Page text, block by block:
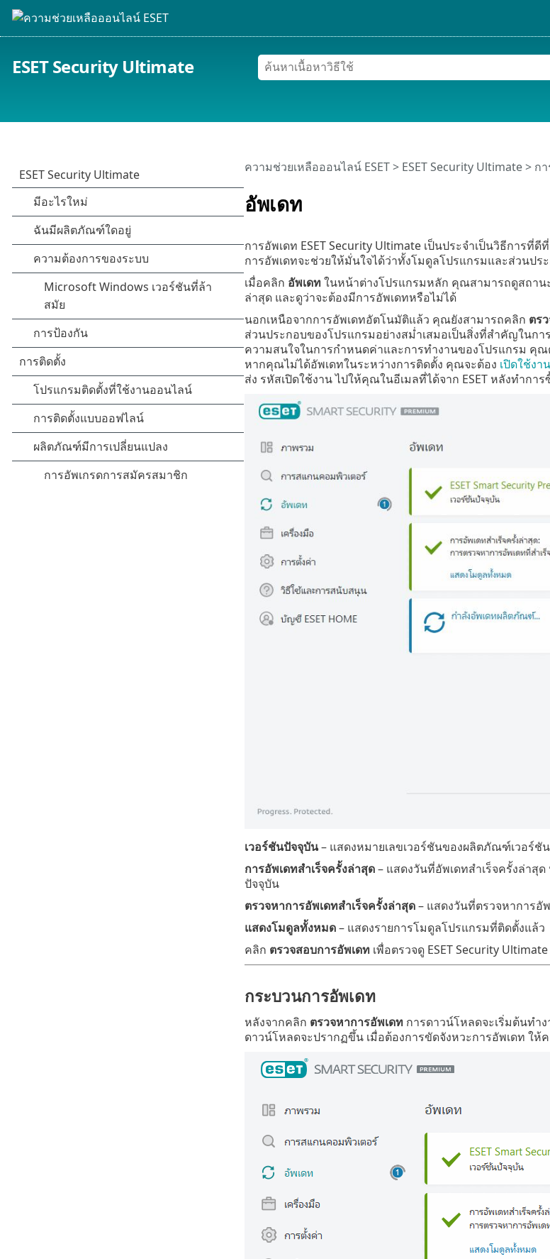
ESET Security Ultimate
อัพเดท
ความช่วยเหลือออนไลน์ ESET> ESET Security Ultimate> ก
การอัพเดท ESET Security Ultimate เป็นประจำเป็นวิธีการ
การอัพเดทจะช่วยให้มั่นใจได้ว่าทั้งโมดูลโปรแกรมและส่วนปร
เมื่อคลิก อัพเดทในหน้าต่างโปรแกรมหลัก คุณสามารถดูสถาน
ล่าสุด และดูว่าจะต้องมีการอัพเดทหรือไม่ได้
นอกเหนือจากการอัพเดทอัตโนมัติแล้ว คุณยังสามารถคลิก ตร
ส่วนประกอบของโปรแกรมอย่างสม่ำเสมอเป็นสิ่งที่สำคัญในก
ความสนใจในการกำหนดค่าและการทำงานของโปรแกรม คุ
หากคุณไม่ได้อัพเดทในระหว่างการติดตั้ง คุณจะต้อง เปิดใช้งา
ส่ง รหัสเปิดใช้งาน ไปให้คุณในอีเมลที่ได้จาก ESET หลังทำการ
เวอร์ชันปัจจุบัน– แสดงหมายเลขเวอร์ชันของผลิตภัณฑ์เวอร์
การอัพเดทสำเร็จครั้งล่าสุด– แสดงวันที่อัพเดทสำเร็จครั้งล่า
ปัจจุบัน
ตรวจหาการอัพเดทสำเร็จครั้งล่าสุด– แสดงวันที่ตรวจหาการอั
แสดงโมดูลทั้งหมด– แสดงรายการโมดูลโปรแกรมที่ติดตั้งแล้ว
คลิก ตรวจสอบการอัพเดทเพื่อตรวจดู ESET Security
กระบวนการอัพเดท
หลังจากคลิก ตรวจหาการอัพเดทการดาวน์โหลดจะเริ่มต้นทำ
ดาวน์โหลดจะปรากฏขึ้น เมื่อต้องการขัดจังหวะการอัพเดท ให้